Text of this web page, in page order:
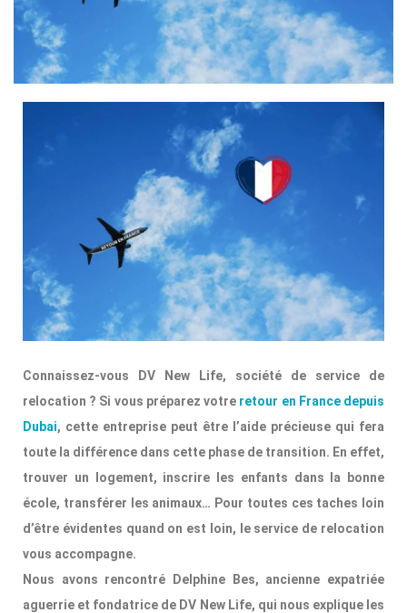
Connaissez-vous DV New Life, société de service de
relocation ? Si vous préparez votre retour en France depuis
Dubai, cette entreprise peut être l’aide précieuse qui fera
toute la différence dans cette phase de transition. En effet,
trouver un logement, inscrire les enfants dans la bonne
école, transférer les animaux… Pour toutes ces taches loin
d’être évidentes quand on est loin, le service de relocation
vous accompagne.
Nous avons rencontré Delphine Bes, ancienne expatriée
aguerrie et fondatrice de DV New Life, qui nous explique les